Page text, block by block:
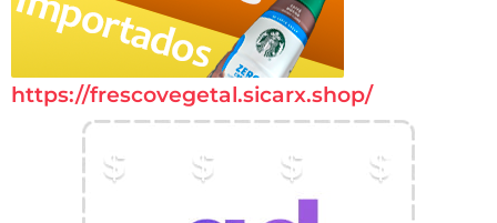
https://frescovegetal.sicarx.shop/